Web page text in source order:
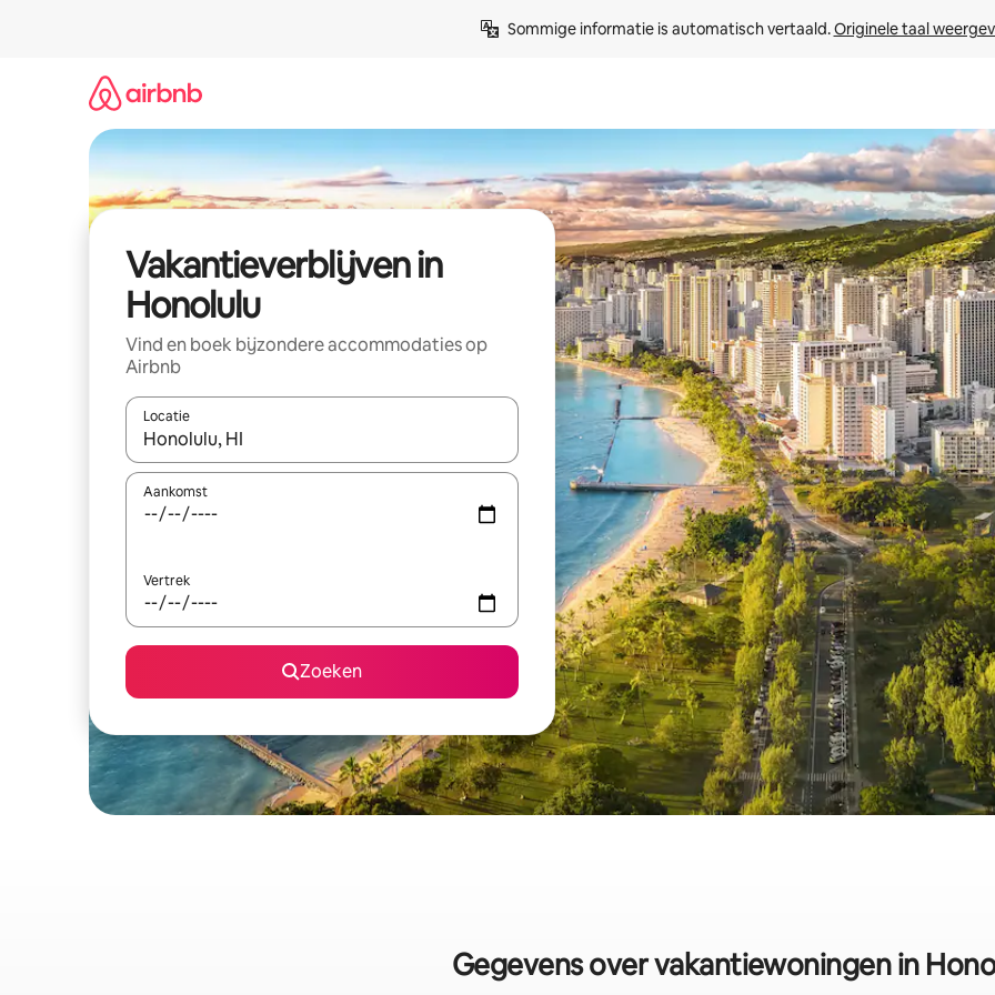
Sommige informatie is automatisch vertaald. Originele taal
Vakantieverblijven in
Honolulu
Vind en boek bijzondere accommodaties op
Airbnb
Locatie
Wanneer er resultaten beschikbaar zijn, maak je een keuze met je de pijltjestoetsen omhoog en omlaag, óf door te
Aankomst
Vertrek
Zoeken
Gegevens over vakantiewoningen in